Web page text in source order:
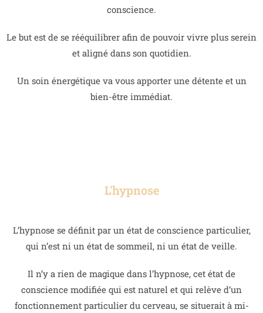
conscience.
Le but est de se rééquilibrer afin de pouvoir vivre plus serein
et aligné dans son quotidien.
Un soin énergétique va vous apporter une détente et un
bien-être immédiat.
L'hypnose
L’hypnose se définit par un état de conscience particulier,
qui n’est ni un état de sommeil, ni un état de veille.
Il n’y a rien de magique dans l’hypnose, cet état de
conscience modifiée qui est naturel et qui relève d’un
fonctionnement particulier du cerveau, se situerait à mi-